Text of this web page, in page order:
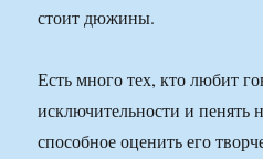
стоит дюжины.
Есть много тех, кто любит
исключительности и пенять
способное оценить его